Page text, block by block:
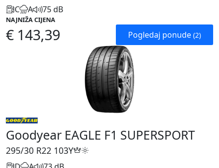
C A 75 dB
NAJNIŽA CIJENA
€ 143,39 Pogledaj ponude (2)
Goodyear EAGLE F1 SUPERSPORT
295/30 R22 103Y